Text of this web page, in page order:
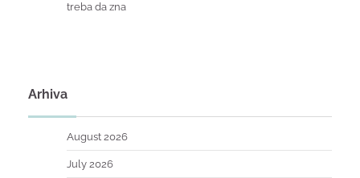
treba da zna
Arhiva
August 2026
July 2026